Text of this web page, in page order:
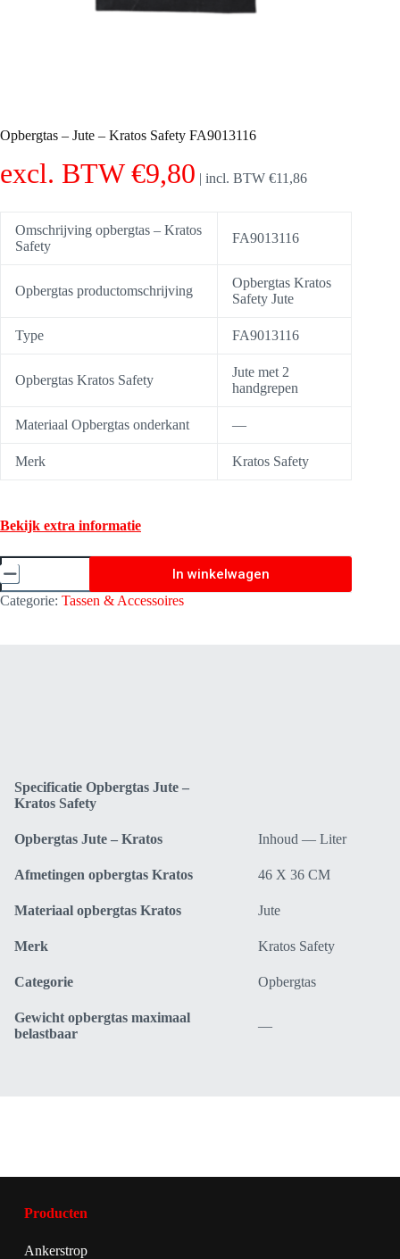
Opbergtas – Jute – Kratos Safety FA9013116
excl. BTW€9,80 | incl. BTW €11,86
Omschrijving opbergtas – Kratos
Safety
FA9013116
Opbergtas productomschrijving
Opbergtas Kratos
Safety Jute
Type FA9013116
Opbergtas Kratos Safety
Jute met 2
handgrepen
Materiaal Opbergtas onderkant —
Merk Kratos Safety
Bekijk extra informatie
Opbergtas
Jute
-
In winkelwagen
Categorie: Tassen & Accessoires
Specificatie Opbergtas Jute –
Kratos Safety
Opbergtas Jute – Kratos Inhoud — Liter
Afmetingen opbergtas Kratos 46 X 36 CM
Materiaal opbergtas Kratos Jute
Merk Kratos Safety
Categorie Opbergtas
Gewicht opbergtas maximaal
belastbaar
—
Producten
Ankerstrop